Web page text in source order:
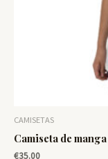
CAMISETAS
Camiseta de
€35.00